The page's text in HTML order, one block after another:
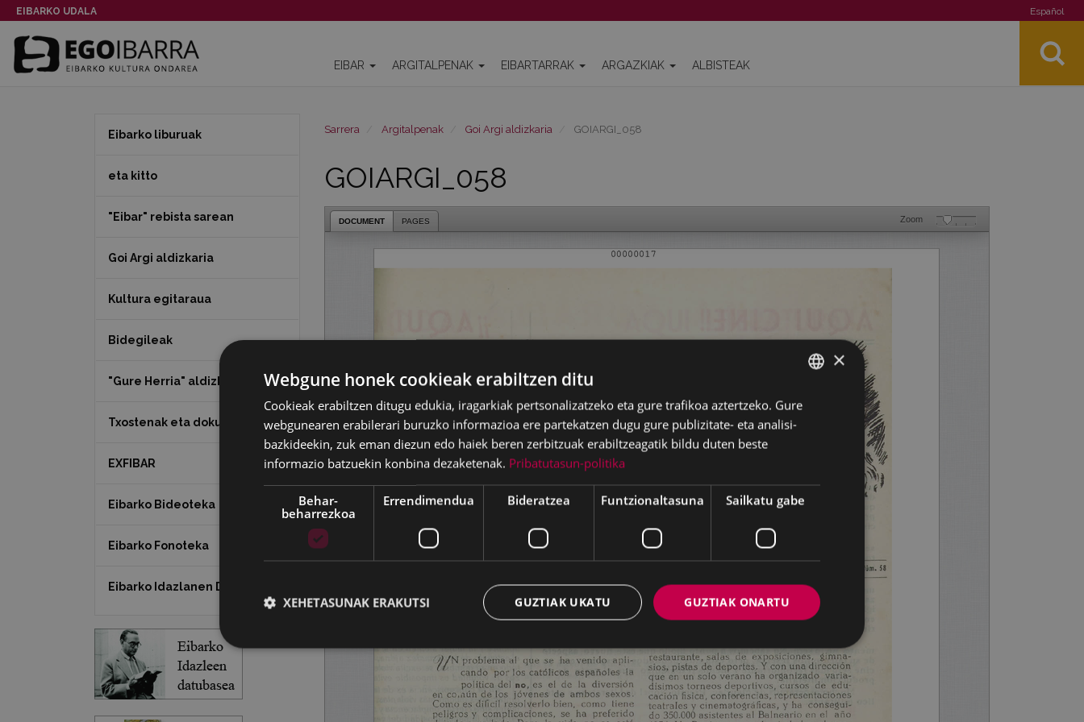
EIBARKO UDALA Español
EIBAR ARGITALPENAK EIBARTARRAK ARGAZKIAK ALBISTEAK
Sarrera Argitalpenak Goi Argi aldizkaria GOIARGI_058
GOIARGI_058
DOCUMENT PAGES Zoom
Eibarko liburuak
eta kitto
"Eibar" rebista sarean
Goi Argi aldizkaria
Kultura egitaraua
Bidegileak
"Gure Herria" aldizkaria
Txostenak eta dokumentuak
EXFIBAR
Eibarko Bideoteka
Eibarko Fonoteka
Eibarko Idazlanen Datu-basea
BASQUE
SPANISH
×
Webgune honek cookieak erabiltzen ditu
Cookieak erabiltzen ditugu edukia, iragarkiak pertsonalizatzeko eta gure trafikoa aztertzeko. Gure
webgunearen erabilerari buruzko informazioa ere partekatzen dugu gure publizitate- eta analisi-
bazkideekin, zuk eman diezun edo haiek beren zerbitzuak erabiltzeagatik bildu duten beste
informazio batzuekin konbina dezaketenak. Pribatutasun-politika
Behar-
beharrezkoa
Errendimendua Bideratzea Funtzionaltasuna Sailkatu gabe
GUZTIAK ONARTU
GUZTIAK UKATU
XEHETASUNAK ERAKUTSI